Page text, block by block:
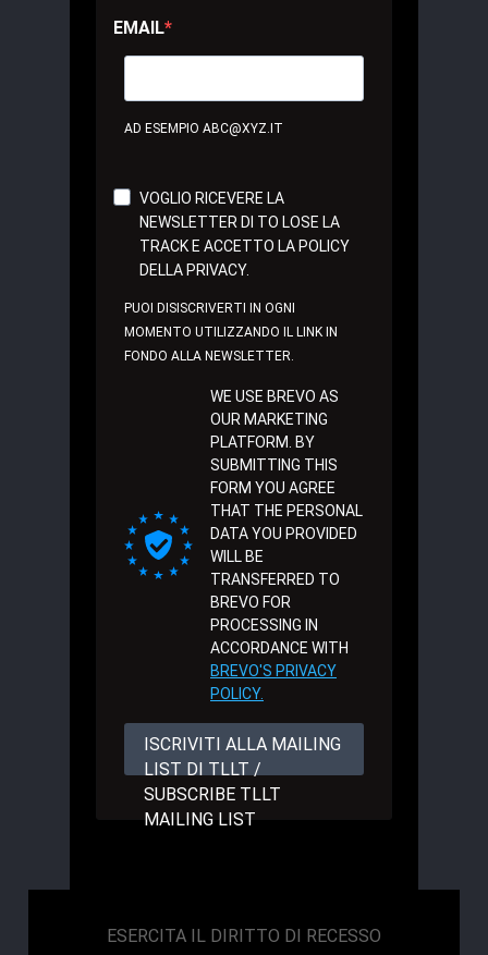
EMAIL
AD ESEMPIO ABC@XYZ.IT
VOGLIO RICEVERE LA
NEWSLETTER DI TO LOSE LA
TRACK E ACCETTO LA POLICY
DELLA PRIVACY.
PUOI DISISCRIVERTI IN OGNI
MOMENTO UTILIZZANDO IL LINK IN
FONDO ALLA NEWSLETTER.
WE USE BREVO AS
OUR MARKETING
PLATFORM. BY
SUBMITTING THIS
FORM YOU AGREE
THAT THE PERSONAL
DATA YOU PROVIDED
WILL BE
TRANSFERRED TO
BREVO FOR
PROCESSING IN
ACCORDANCE WITH
BREVO'S PRIVACY
POLICY.
ISCRIVITI ALLA MAILING
LIST DI TLLT /
SUBSCRIBE TLLT
MAILING LIST
ESERCITA IL DIRITTO DI RECESSO